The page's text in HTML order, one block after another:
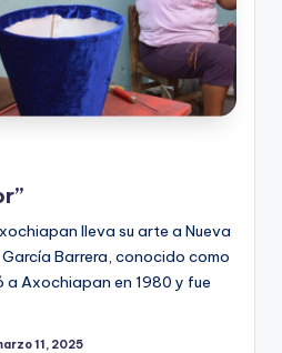
lleva su arte a Nueva
Barrera, conocido como
a Axochiapan en 1980 y fue
11, 2025